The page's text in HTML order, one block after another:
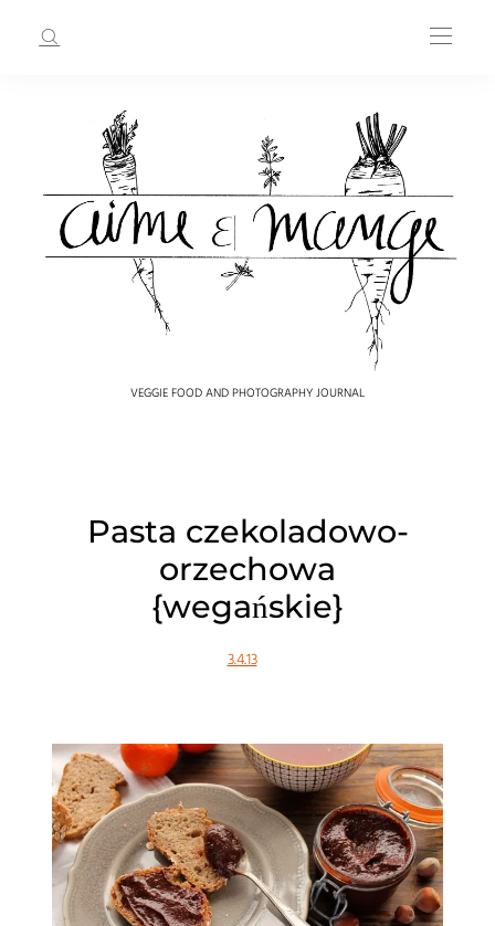
VEGGIE FOOD AND PHOTOGRAPHY JOURNAL
Pasta czekoladowo-
orzechowa
{wegańskie}
3.4.13